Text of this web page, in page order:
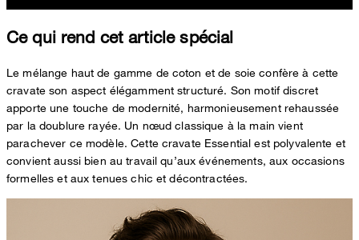
Ce qui rend cet article spécial
Le mélange haut de gamme de coton et de soie confère à cette
cravate son aspect élégamment structuré. Son motif discret
apporte une touche de modernité, harmonieusement rehaussée
par la doublure rayée. Un nœud classique à la main vient
parachever ce modèle. Cette cravate Essential est polyvalente et
convient aussi bien au travail qu’aux événements, aux occasions
formelles et aux tenues chic et décontractées.